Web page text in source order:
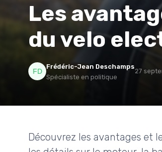
Les
du velo
Frédéric-Jean Deschamps
Spécialiste en politique
27
Découvrez les avantages et